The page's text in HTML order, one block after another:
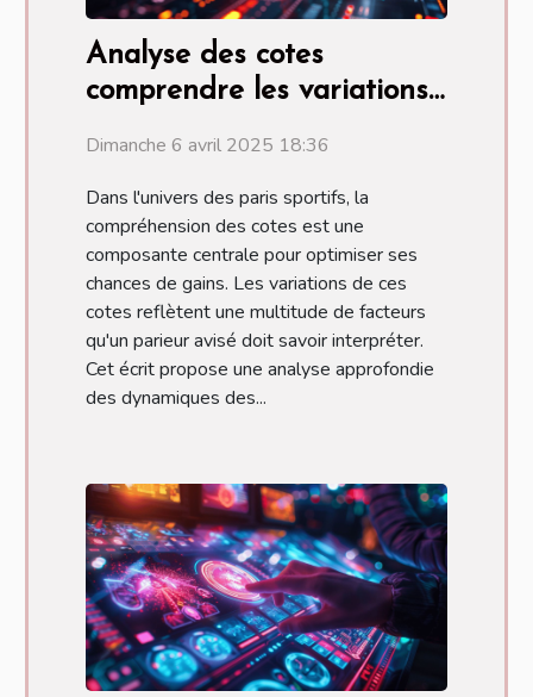
Analyse des cotes
comprendre les variations
Dimanche 6 avril 2025 18:36
Dans l'univers des paris sportifs, la
compréhension des cotes est une
composante centrale pour optimiser ses
chances de gains. Les variations de ces
cotes reflètent une multitude de facteurs
qu'un parieur avisé doit savoir interpréter.
Cet écrit propose une analyse approfondie
des dynamiques des...